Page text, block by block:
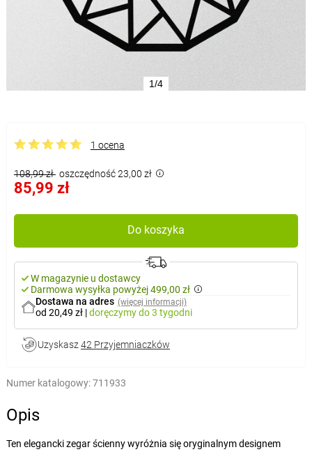
1/4
1 ocena
108,99 zł oszczędność 23,00 zł
85,99 zł
Do koszyka
W magazynie u dostawcy
Darmowa wysyłka powyżej 499,00 zł
Dostawa na adres (więcej informacji)
od 20,49 zł |doręczymydo 3 tygodni
Uzyskasz 42 Przyjemniaczków
Numer katalogowy:711933
Opis
Ten elegancki zegar ścienny wyróżnia się oryginalnym designem